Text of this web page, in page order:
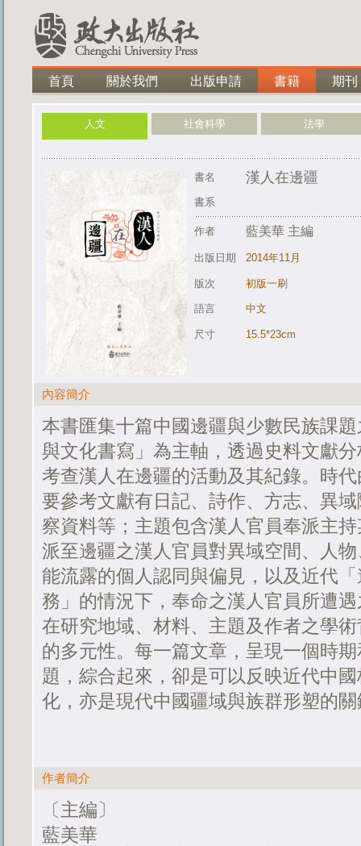
首頁 關於我們 出版申請 書籍 期刊
人文 社會科學 法學
書名 漢人在邊疆
書系
作者 藍美華 主編
出版日期 2014年11月
版次 初版一刷
語言 中文
尺寸 15.5*23cm
內容簡介
本書匯集十篇中國邊疆與少數民族課
與文化書寫」為主軸，透過史料文獻
考查漢人在邊疆的活動及其紀錄。時
要參考文獻有日記、詩作、方志、異
察資料等；主題包含漢人官員奉派主
派至邊疆之漢人官員對異域空間、人
能流露的個人認同與偏見，以及近代
務」的情況下，奉命之漢人官員所遭
在研究地域、材料、主題及作者之學
的多元性。每一篇文章，呈現一個時
題，綜合起來，卻是可以反映近代中
化，亦是現代中國疆域與族群形塑的
作者簡介
〔主編〕
藍美華